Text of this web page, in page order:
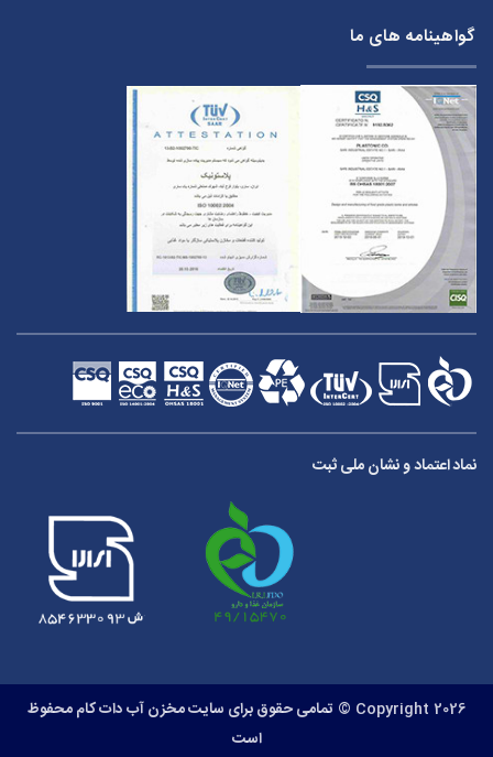
گواهینامه های ما
نماد اعتماد و نشان ملی ثبت
Copyright 2026 ©
تمامی حقوق برای سایت مخزن آب دات کام محفوظ
است